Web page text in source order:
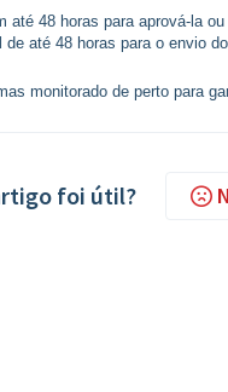
48 horas para aprová-la ou
até 48 horas para o envio
monitorado de perto para
foi útil?